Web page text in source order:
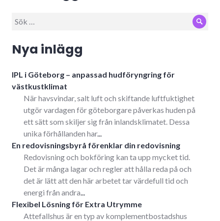
Sök
Sök
Nya inlägg
IPL i Göteborg – anpassad hudföryngring för
västkustklimat
När havsvindar, salt luft och skiftande luftfuktighet
utgör vardagen för göteborgare påverkas huden på
ett sätt som skiljer sig från inlandsklimatet. Dessa
unika förhållanden har...
En redovisningsbyrå förenklar din redovisning
Redovisning och bokföring kan ta upp mycket tid.
Det är många lagar och regler att hålla reda på och
det är lätt att den här arbetet tar värdefull tid och
energi från andra
Flexibel Lösning för Extra Utrymme
Attefallshus är en typ av komplementbostadshus